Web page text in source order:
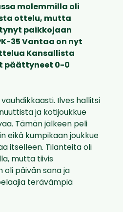
molemmilla oli
ottelu, mutta
paikkojaan
35 Vantaa on nyt
Kansallista
päättyneet 0-0
Ilves hallitsi
ja kotijoukkue
Tämän jälkeen peli
eikä kumpikaan joukkue
itselleen. Tilanteita oli
mutta tiivis
oli päivän sana ja
terävämpiä